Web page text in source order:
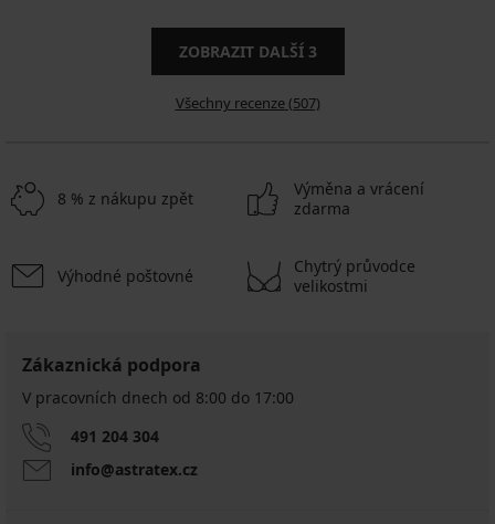
ZOBRAZIT DALŠÍ 3
Všechny recenze (507)
8 % z nákupu zpět
Výměna a vrácení
zdarma
Výhodné poštovné
Chytrý průvodce
velikostmi
Zákaznická podpora
V pracovních dnech od 8:00 do 17:00
491 204 304
info@astratex.cz